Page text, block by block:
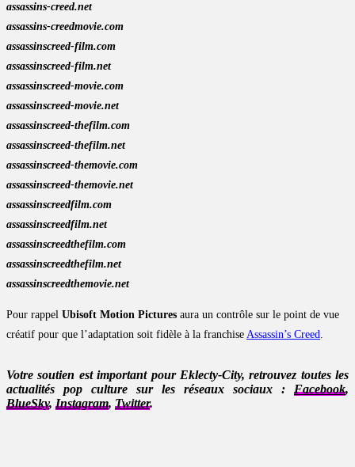
assassins-creed.net
assassins-creedmovie.com
assassinscreed-film.com
assassinscreed-film.net
assassinscreed-movie.com
assassinscreed-movie.net
assassinscreed-thefilm.com
assassinscreed-thefilm.net
assassinscreed-themovie.com
assassinscreed-themovie.net
assassinscreedfilm.com
assassinscreedfilm.net
assassinscreedthefilm.com
assassinscreedthefilm.net
assassinscreedthemovie.net
Pour rappel Ubisoft Motion Pictures aura un contrôle sur le point de vue
créatif pour que l’adaptation soit fidèle à la franchise Assassin’s Creed.
Votre soutien est important pour Eklecty-City, retrouvez toutes les
actualités pop culture sur les réseaux sociaux : Facebook,
BlueSky, Instagram, Twitter.